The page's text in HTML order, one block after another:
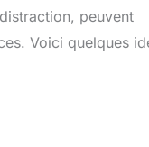
peuvent
Voici quelques